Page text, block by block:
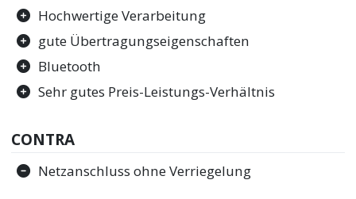
Hochwertige Verarbeitung
gute Übertragungseigenschaften
Bluetooth
Sehr gutes Preis-Leistungs-Verhältnis
CONTRA
Netzanschluss ohne Verriegelung